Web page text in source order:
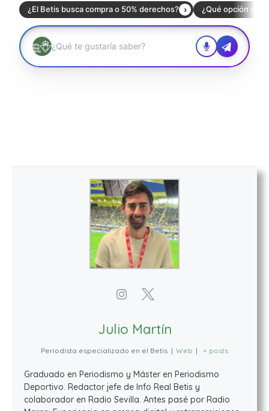
Julio Martín
Periodista especializado en el Betis | Web | + posts
Graduado en Periodismo y Máster en Periodismo
Deportivo. Redactor jefe de Info Real Betis y
colaborador en Radio Sevilla. Antes pasé por Radio